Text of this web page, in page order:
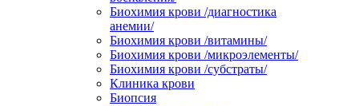
Биохимия крови /диагностика
анемии/
Биохимия крови /витамины/
Биохимия крови /микроэлементы/
Биохимия крови /субстраты/
Клиника крови
Биопсия